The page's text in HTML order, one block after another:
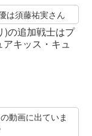
は須藤祐実さん
)の追加戦士はプ
キッス・キュ
動画に出ていま